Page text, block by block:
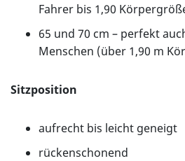
Fahrer bis 1,90
65 und 70 cm – perfekt
Menschen (über 1,90 m
Sitzposition
aufrecht bis leicht geneigt
rückenschonend